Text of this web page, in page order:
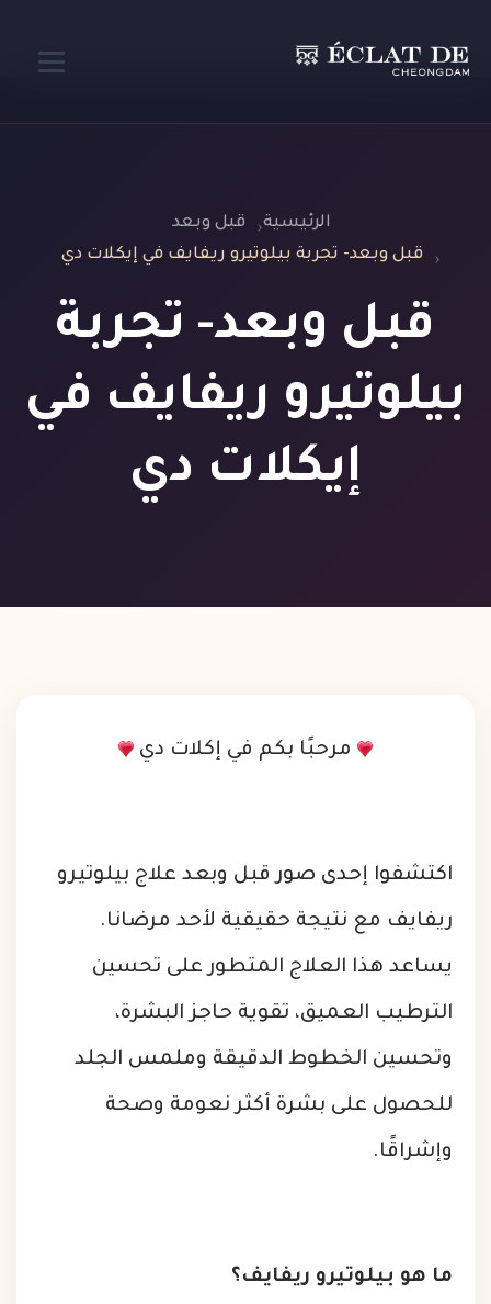
الرئيسية
قبل وبعد
قبل وبعد- تجربة بيلوتيرو ريفايف في إيكلات دي
قبل وبعد- تجربة
بيلوتيرو ريفايف في
إيكلات دي
مرحبًا بكم في إكلات دي
اكتشفوا إحدى صور قبل وبعد علاج بيلوتيرو
ريفايف مع نتيجة حقيقية لأحد مرضانا.
يساعد هذا العلاج المتطور على تحسين
الترطيب العميق، تقوية حاجز البشرة،
وتحسين الخطوط الدقيقة وملمس الجلد
للحصول على بشرة أكثر نعومة وصحة
وإشراقًا.
ما هو بيلوتيرو ريفايف؟